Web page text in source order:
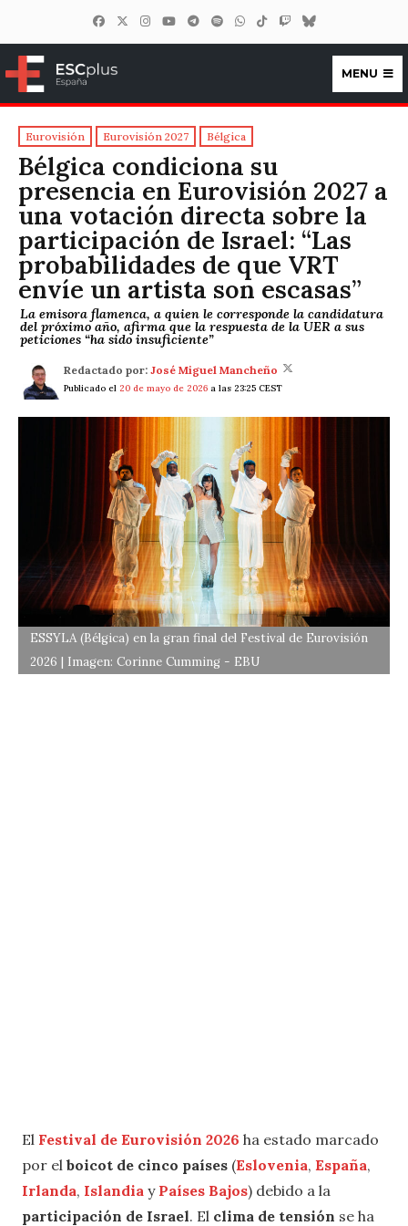
ESCplus España
MENU
Eurovisión Eurovisión 2027 Bélgica
Bélgica condiciona su
presencia en Eurovisión 2027 a
una votación directa sobre la
participación de Israel: “Las
probabilidades de que VRT
envíe un artista son escasas”
La emisora flamenca, a quien le corresponde la candidatura
del próximo año, afirma que la respuesta de la UER a sus
peticiones “ha sido insuficiente”
Redactado por: José Miguel Mancheño
Publicado el 20 de mayo de 2026 a las 23:25 CEST
ESSYLA (Bélgica) en la gran final del Festival de Eurovisión
2026 | Imagen: Corinne Cumming - EBU
El Festival de Eurovisión 2026 ha estado marcado
por el boicot de cinco países (Eslovenia, España,
Irlanda, Islandia y Países Bajos) debido a la
participación de Israel. El clima de tensión se ha